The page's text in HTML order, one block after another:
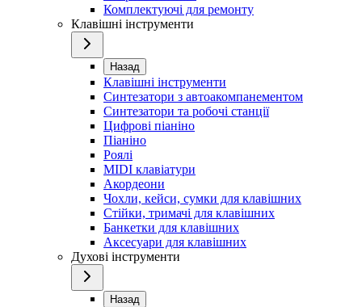
Комплектуючі для ремонту
Клавішні інструменти
Назад
Клавішні інструменти
Синтезатори з автоакомпанементом
Синтезатори та робочі станції
Цифрові піаніно
Піаніно
Роялі
MIDI клавіатури
Акордеони
Чохли, кейси, сумки для клавішних
Стійки, тримачі для клавішних
Банкетки для клавішних
Аксесуари для клавішних
Духові інструменти
Назад